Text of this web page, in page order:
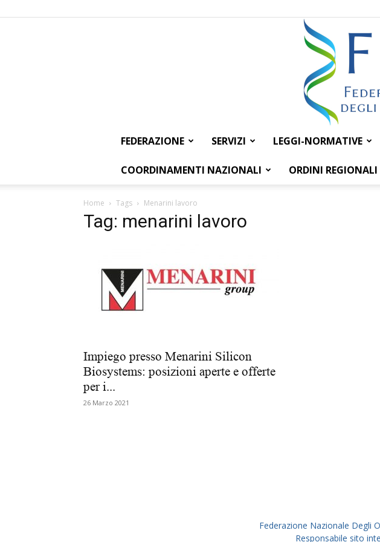
FEDERAZIONE SERVIZI LEGGI-NORMATIVE
COORDINAMENTI NAZIONALI ORDINI REGIONALI
Home Tags Menarini lavoro
Tag: menarini lavoro
Impiego presso Menarini Silicon
Biosystems: posizioni aperte e offerte
per i...
26 Marzo 2021
Federazione Nazionale Degli
Responsabile sito